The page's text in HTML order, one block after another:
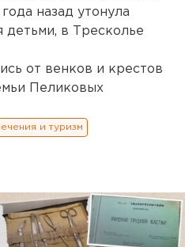
назад утонула
детьми, в Тресколье
от венков и крестов
Пеликовых
и туризм